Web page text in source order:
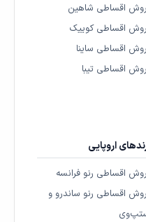
اقساطی شاهین
اقساطی کوییک
اقساطی ساینا
اقساطی تیبا
اروپایی
اقساطی رنو فرانسه
اقساطی رنو ساندرو و